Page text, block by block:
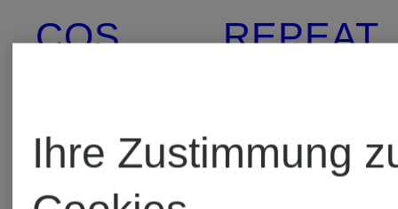
COS
VAN
REPEAT
Ihre Zustimmung